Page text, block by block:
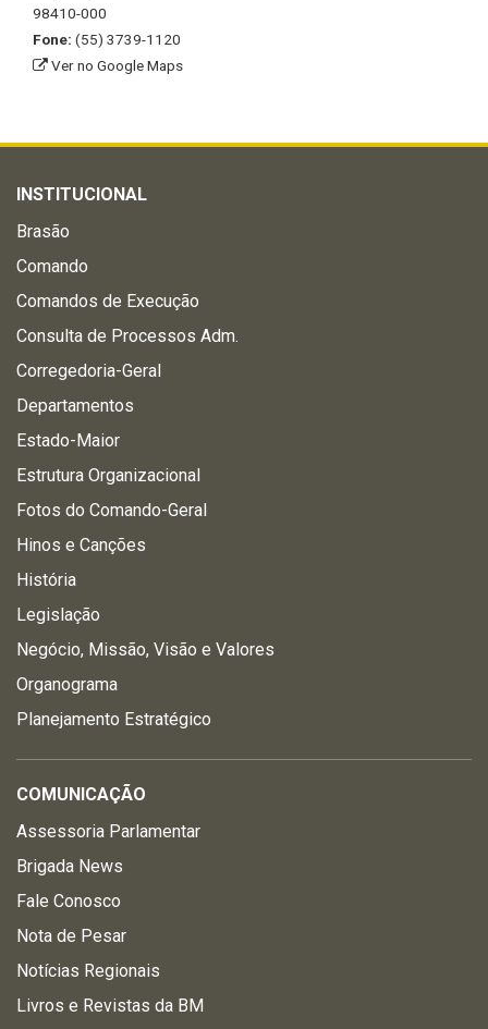
98410-000
Fone: (55) 3739-1120
Ver no Google Maps
INSTITUCIONAL
Brasão
Comando
Comandos de Execução
Consulta de Processos Adm.
Corregedoria-Geral
Departamentos
Estado-Maior
Estrutura Organizacional
Fotos do Comando-Geral
Hinos e Canções
História
Legislação
Negócio, Missão, Visão e Valores
Organograma
Planejamento Estratégico
COMUNICAÇÃO
Assessoria Parlamentar
Brigada News
Fale Conosco
Nota de Pesar
Notícias Regionais
Livros e Revistas da BM